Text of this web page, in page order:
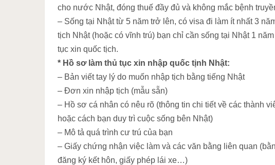
cho nước Nhật, đóng thuế đầy đủ và không mắc bệnh
– Sống tại Nhật từ 5 năm trở lên, có visa đi làm ít nhất 3
tịch Nhật (hoặc có vĩnh trú) bạn chỉ cần sống tại Nhật 1
tục xin quốc tịch.
* Hồ sơ làm thủ tục xin nhập quốc tịnh Nhật:
– Bản viết tay lý do muốn nhập tịch bằng tiếng Nhật
– Đơn xin nhập tịch (mẫu sẵn)
– Hồ sơ cá nhân có nêu rõ (thông tin chi tiết về các thành
hoặc cách bạn duy trì cuộc sống bên Nhật)
– Mô tả quá trình cư trú của bạn
– Giấy chứng nhận việc làm và các văn bằng liên quan
đăng ký kết hôn, giấy phép lái xe…)